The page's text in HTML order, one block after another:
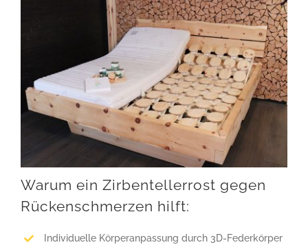
Warum ein Zirbentellerrost gegen
Rückenschmerzen hilft:
Individuelle Körperanpassung durch 3D-Federkörper